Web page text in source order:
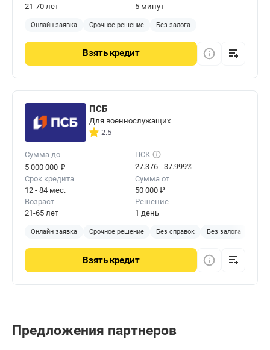
21-70 лет
5 минут
Онлайн заявка Срочное решение Без залога
Взять кредит
ПСБ
Для военнослужащих
2.5
Сумма до
5 000 000 ₽
ПСК
27.376 - 37.999%
Срок кредита
12 - 84 мес.
Сумма от
50 000 ₽
Возраст
21-65 лет
Решение
1 день
Онлайн заявка Срочное решение Без справок Без залога
Взять кредит
Предложения партнеров